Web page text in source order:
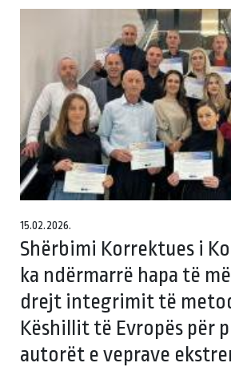
15.02.2026.
Shërbimi Korrektues i
ka ndërmarrë hapa të
drejt integrimit të
Këshillit të Evropës për
autorët e veprave